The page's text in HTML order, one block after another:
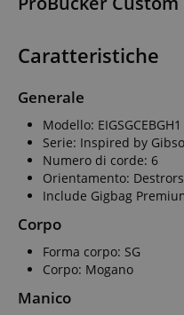
Caratteristiche
Generale
Modello: EIGSGCEBGH1
Serie: Inspired by
Numero di corde: 6
Orientamento:
Include Gigbag
Corpo
Forma corpo: SG
Corpo: Mogano
Manico